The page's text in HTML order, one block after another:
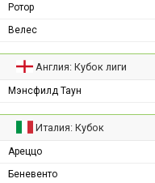
Ротор
Велес
Англия: Кубок лиги
Мэнсфилд Таун
Италия: Кубок
Ареццо
Беневенто